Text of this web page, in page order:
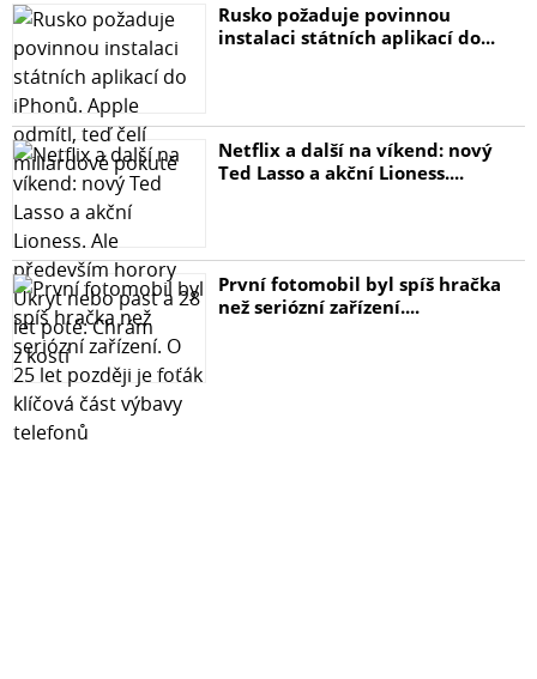
Rusko požaduje povinnou
instalaci státních aplikací do...
Netflix a další na víkend: nový
Ted Lasso a akční Lioness....
První fotomobil byl spíš hračka
než seriózní zařízení....